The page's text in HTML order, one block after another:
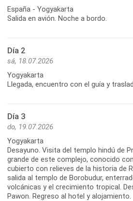
España - Yogyakarta
Salida en avión. Noche a bordo.
Día 2
sá, 18.07.2026
Yogyakarta
Llegada, encuentro con el guía y
Día 3
do, 19.07.2026
Yogyakarta
Desayuno. Visita del templo hindú de
grande de este complejo, conocido
cubierto con relieves de la historia de
salida al templo de Borobudur,
volcánicas y el crecimiento tropical.
Pawon. Regreso al hotel y alojamiento.